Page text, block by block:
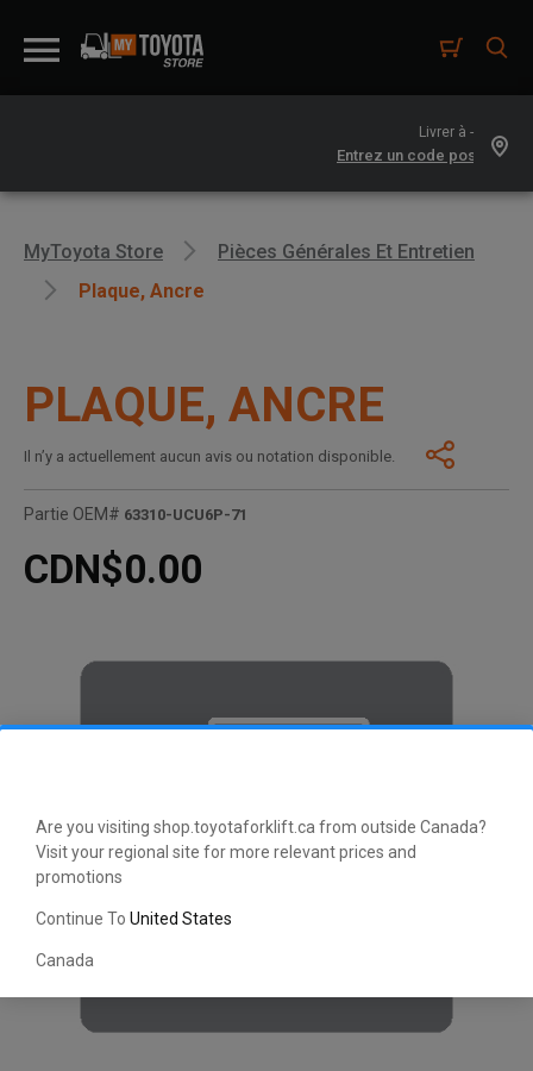
Are you visiting shop.toyotaforklift.ca from outside Canada?
Visit your regional site for more relevant prices and
promotions
Continue To United States
Canada
Livrer à -
MyToyota Store
Pièces Générales Et Entretien
Plaque, Ancre
PLAQUE, ANCRE
Il n’y a actuellement aucun avis ou notation disponible.
Partie OEM# 63310-UCU6P-71
CDN$0.00